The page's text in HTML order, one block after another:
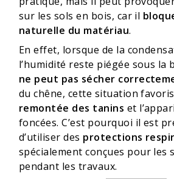
sur les sols en bois, car il
naturelle du matériau.
En effet, lorsque de la
l’humidité reste piégée sous la
ne peut pas sécher
du chêne, cette situation
remontée des tanins et
foncées. C’est pourquoi il est
d’utiliser des protections
spécialement conçues pour les
pendant les travaux.